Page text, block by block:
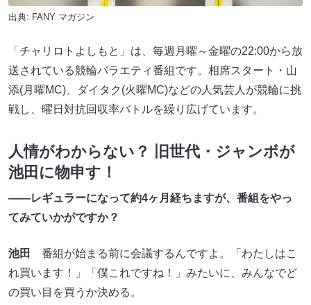
出典: FANY マガジン
「チャリロトよしもと」は、毎週月曜～金曜の22:00から放
送されている競輪バラエティ番組です。相席スタート・山
添(月曜MC)、ダイタク(火曜MC)などの人気芸人が競輪に挑
戦し、曜日対抗回収率バトルを繰り広げています。
人情がわからない？ 旧世代・ジャンボが
池田に物申す！
――レギュラーになって約4ヶ月経ちますが、番組をやっ
てみていかがですか？
池田
番組が始まる前に会議するんですよ。「わたしはこ
れ買います！」「僕これですね！」みたいに、みんなでど
の買い目を買うか決める。